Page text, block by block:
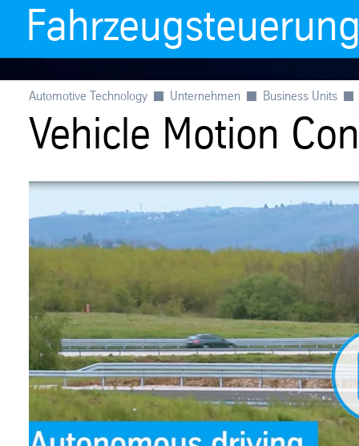
Automotive Technology Unternehmen Business Units
Vehicle Motion